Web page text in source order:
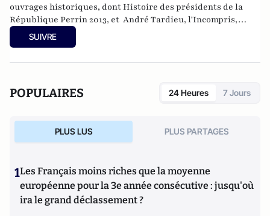
ouvrages historiques, dont Histoire des présidents de la
République Perrin 2013, et André Tardieu, l'Incompris,
Perrin 2019.
SUIVRE
POPULAIRES 24 Heures 7 Jours
PLUS LUS PLUS PARTAGES
1Les Français moins riches que la moyenne
européenne pour la 3e année consécutive : jusqu'où
ira le grand déclassement ?